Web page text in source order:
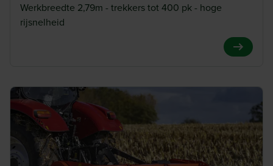
Werkbreedte 2,79m - trekkers tot 400 pk - hoge
rijsnelheid
View